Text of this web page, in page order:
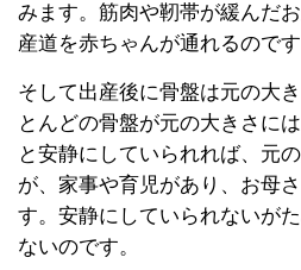
みます。筋肉や靭帯が緩んだ
産道を赤ちゃんが通れるのです
そして出産後に骨盤は元の大
とんどの骨盤が元の大きさに
と安静にしていられれば、元
が、家事や育児があり、お母
す。安静にしていられないが
ないのです。